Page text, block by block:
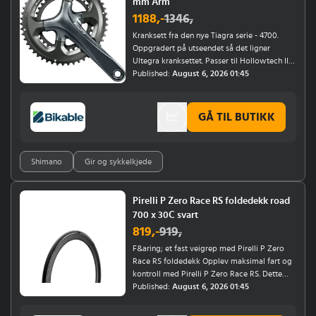
&oslash;ynene dine mot skadelige
solstr&aring;ler.Anti-dugg belegg: Sikrer klart
syn, selv under varierende
v&aelig;rforhold.Hydrofobisk behandling:
Forhindrer regndr&aring;per i &aring; henge
ved linsene.
1188,-1346,
Kranksett fra den nye Tiagra serie - 4700.
Oppgradert på utseendet så det ligner
Ultegra kranksettet. Passer til Hollowtech II
lager eller pressfit lager (24 mm aksel).
Published: August 6, 2026 01:45
Shimano Gir og sykkelkjede
GÅ TIL BUTIKK
Pirelli P Zero Race RS foldedekk road
700 x 30C svart
819,-919,
F&aring; et fast veigrep med Pirelli P Zero
Race RS foldedekk Opplev maksimal fart og
kontroll med Pirelli P Zero Race RS. Dette
dekket er designet for seri&oslash;se
Published: August 6, 2026 01:45